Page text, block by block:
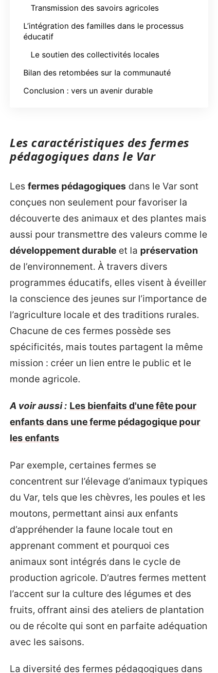
Transmission des savoirs agricoles
L’intégration des familles dans le processus
éducatif
Le soutien des collectivités locales
Bilan des retombées sur la communauté
Conclusion : vers un avenir durable
Les caractéristiques des fermes
pédagogiques dans le Var
Les fermes pédagogiques dans le Var sont
conçues non seulement pour favoriser la
découverte des animaux et des plantes mais
aussi pour transmettre des valeurs comme le
développement durable et la préservation
de l’environnement. À travers divers
programmes éducatifs, elles visent à éveiller
la conscience des jeunes sur l’importance de
l’agriculture locale et des traditions rurales.
Chacune de ces fermes possède ses
spécificités, mais toutes partagent la même
mission : créer un lien entre le public et le
monde agricole.
A voir aussi : Les bienfaits d'une fête pour
enfants dans une ferme pédagogique pour
les enfants
Par exemple, certaines fermes se
concentrent sur l’élevage d’animaux typiques
du Var, tels que les chèvres, les poules et les
moutons, permettant ainsi aux enfants
d’appréhender la faune locale tout en
apprenant comment et pourquoi ces
animaux sont intégrés dans le cycle de
production agricole. D’autres fermes mettent
l’accent sur la culture des légumes et des
fruits, offrant ainsi des ateliers de plantation
ou de récolte qui sont en parfaite adéquation
avec les saisons.
La diversité des fermes pédagogiques dans